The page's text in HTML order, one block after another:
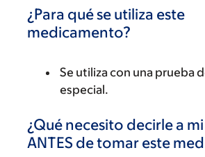
¿Para qué se utiliza este
medicamento?
Se utiliza con una prueba
especial.
¿Qué necesito decirle a
ANTES de tomar este